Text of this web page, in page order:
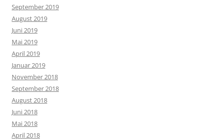
September 2019
August 2019
Juni 2019
Mai 2019
April 2019
Januar 2019
November 2018
September 2018
August 2018
Juni 2018
Mai 2018
April 2018